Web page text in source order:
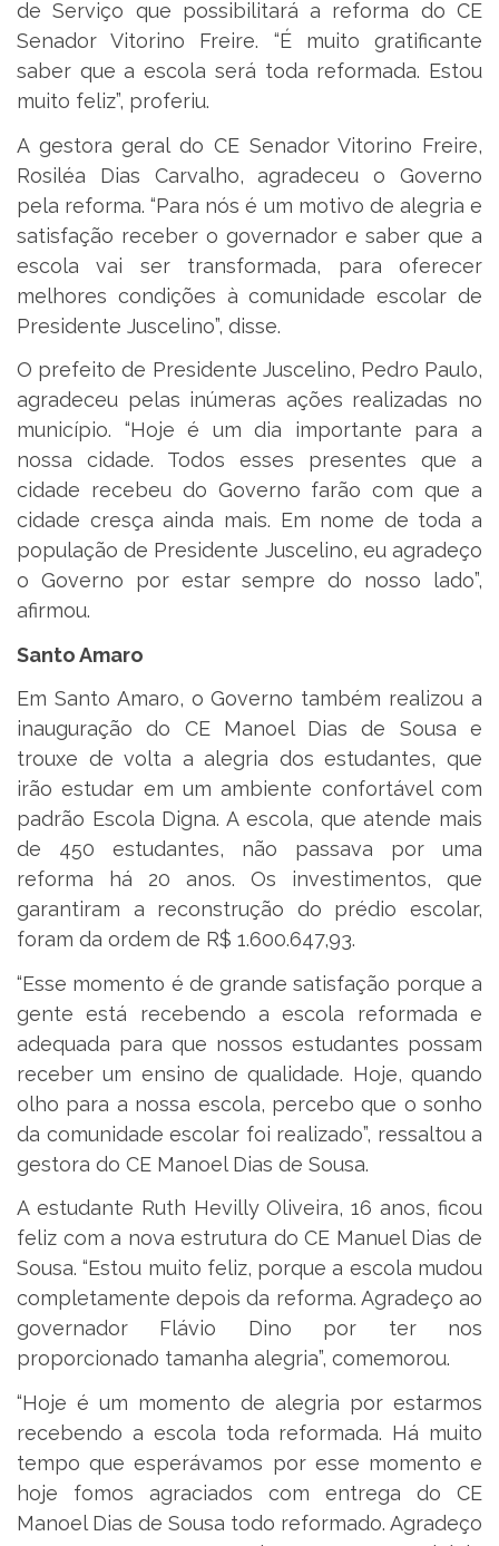
de Serviço que possibilitará a reforma do CE
Senador Vitorino Freire. “É muito gratificante
saber que a escola será toda reformada. Estou
muito feliz”, proferiu.
A gestora geral do CE Senador Vitorino Freire,
Rosiléa Dias Carvalho, agradeceu o Governo
pela reforma. “Para nós é um motivo de alegria e
satisfação receber o governador e saber que a
escola vai ser transformada, para oferecer
melhores condições à comunidade escolar de
Presidente Juscelino”, disse.
O prefeito de Presidente Juscelino, Pedro Paulo,
agradeceu pelas inúmeras ações realizadas no
município. “Hoje é um dia importante para a
nossa cidade. Todos esses presentes que a
cidade recebeu do Governo farão com que a
cidade cresça ainda mais. Em nome de toda a
população de Presidente Juscelino, eu agradeço
o Governo por estar sempre do nosso lado”,
afirmou.
Santo Amaro
Em Santo Amaro, o Governo também realizou a
inauguração do CE Manoel Dias de Sousa e
trouxe de volta a alegria dos estudantes, que
irão estudar em um ambiente confortável com
padrão Escola Digna. A escola, que atende mais
de 450 estudantes, não passava por uma
reforma há 20 anos. Os investimentos, que
garantiram a reconstrução do prédio escolar,
foram da ordem de R$ 1.600.647,93.
“Esse momento é de grande satisfação porque a
gente está recebendo a escola reformada e
adequada para que nossos estudantes possam
receber um ensino de qualidade. Hoje, quando
olho para a nossa escola, percebo que o sonho
da comunidade escolar foi realizado”, ressaltou a
gestora do CE Manoel Dias de Sousa.
A estudante Ruth Hevilly Oliveira, 16 anos, ficou
feliz com a nova estrutura do CE Manuel Dias de
Sousa. “Estou muito feliz, porque a escola mudou
completamente depois da reforma. Agradeço ao
governador Flávio Dino por ter nos
proporcionado tamanha alegria”, comemorou.
“Hoje é um momento de alegria por estarmos
recebendo a escola toda reformada. Há muito
tempo que esperávamos por esse momento e
hoje fomos agraciados com entrega do CE
Manoel Dias de Sousa todo reformado. Agradeço